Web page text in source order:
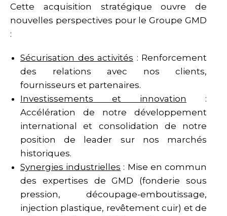
Cette acquisition stratégique ouvre de
nouvelles perspectives pour le Groupe GMD
:
Sécurisation des activités : Renforcement
des relations avec nos clients,
fournisseurs et partenaires.
Investissements et innovation :
Accélération de notre développement
international et consolidation de notre
position de leader sur nos marchés
historiques.
Synergies industrielles : Mise en commun
des expertises de GMD (fonderie sous
pression, découpage-emboutissage,
injection plastique, revêtement cuir) et de